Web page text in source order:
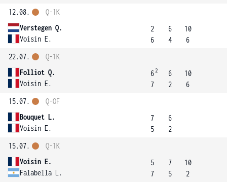
12.08.
Verstegen Q.
Voisin E.
Q-1K
2
6
6
4
10
6
22.07.
Folliot Q.
Voisin E.
Q-1K
62
7
6
2
10
6
15.07.
Bouquet L.
Voisin E.
Q-OF
7
5
6
2
15.07.
Voisin E.
Falabella L.
Q-1K
5
7
7
5
10
2